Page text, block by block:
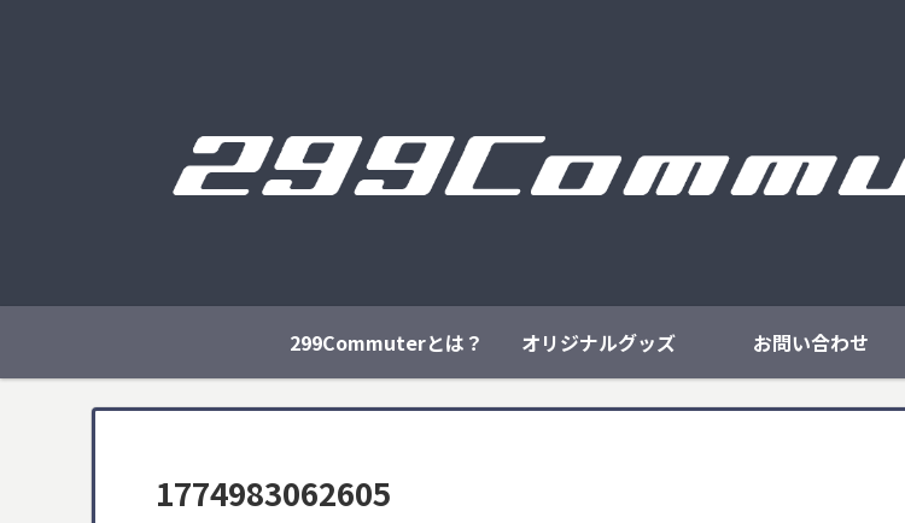
299Commuterとは？ オリジナルグッズ お問い合わせ
1774983062605